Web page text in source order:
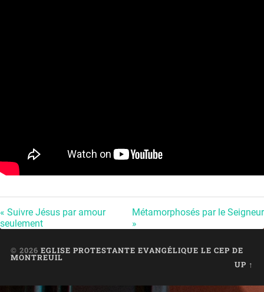
« Suivre Jésus par amour
seulement
Métamorphosés par le Seigneur
»
© 2026 EGLISE PROTESTANTE EVANGÉLIQUE LE CEP DE
MONTREUIL
UP ↑